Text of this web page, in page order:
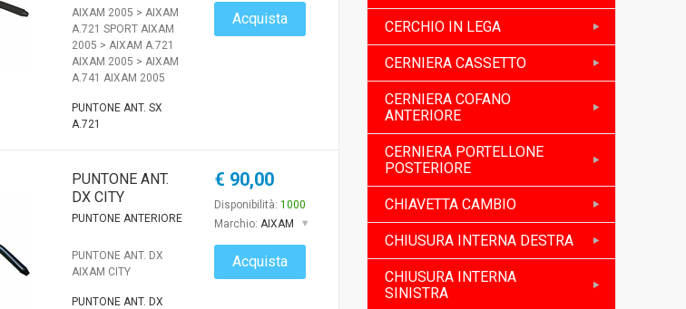
AIXAM 2005 > AIXAM
A.721 SPORT AIXAM
2005 > AIXAM A.721
AIXAM 2005 > AIXAM
A.741 AIXAM 2005
PUNTONE ANT. SX
A.721
Acquista
PUNTONE ANT.
DX CITY
PUNTONE ANTERIORE
PUNTONE ANT. DX
AIXAM CITY
PUNTONE ANT. DX
€ 90,00
Disponibilità: 1000
Marchio: AIXAM
Acquista
CERCHIO IN LEGA
CERNIERA CASSETTO
CERNIERA COFANO
ANTERIORE
CERNIERA PORTELLONE
POSTERIORE
CHIAVETTA CAMBIO
CHIUSURA INTERNA DESTRA
CHIUSURA INTERNA
SINISTRA